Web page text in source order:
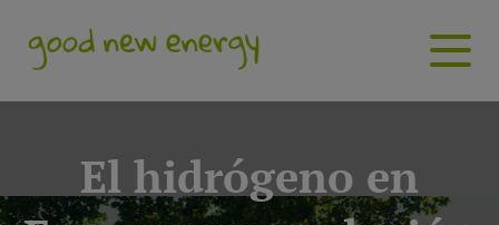
El hidrógeno en